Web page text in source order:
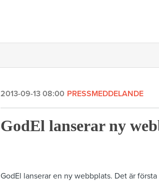
2013-09-13 08:00 PRESSMEDDELANDE
GodEl lanserar ny
GodEl lanserar en ny webbplats. Det är